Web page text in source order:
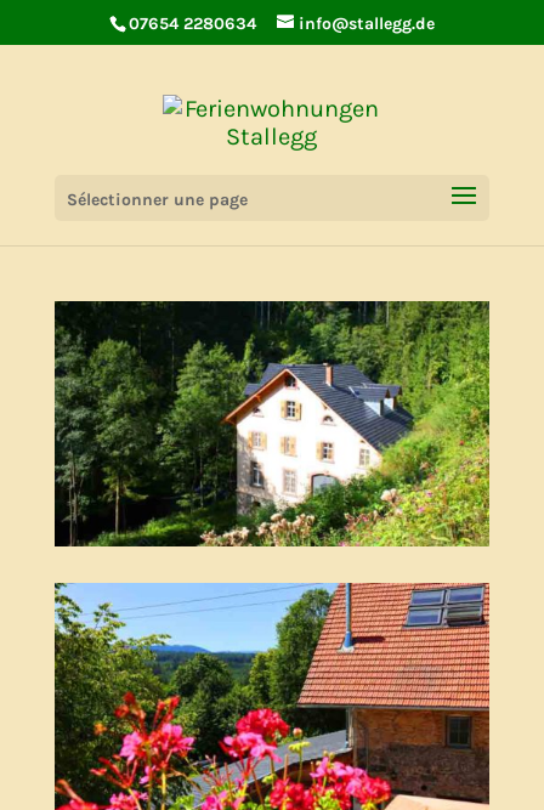
07654 2280634 info@stallegg.de
Sélectionner une pageLivre d’or